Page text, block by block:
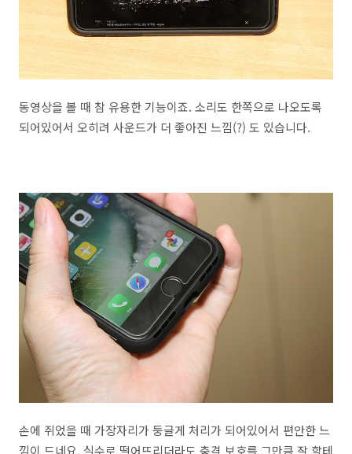
동영상을 볼 때 참 유용한 기능이죠. 소리도 한쪽으로 나오도록
되어있어서 오히려 사운드가 더 좋아진 느낌(?) 도 있습니다.
손에 쥐었을 때 가장자리가 둥글게 처리가 되어있어서 편안한 느
낌이 드네요. 실수로 떨어뜨리더라도 충격 보호를 그만큼 잘 할테